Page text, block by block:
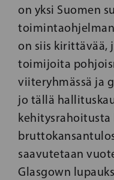
on yksi Suomen
on siis kirittävää,
toimijoita
viiteryhmässä ja
jo tällä
saavutetaan
Glasgown